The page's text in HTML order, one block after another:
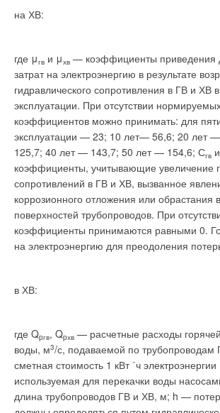
на ХВ:
где μгв и μхв — коэффициенты приведения
затрат на электроэнергию в результате
гидравлического сопротивления в ГВ и ХВ
эксплуатации. При отсутствии
коэффициентов можно принимать: для
эксплуатации — 23; 10 лет— 56,6; 20 лет
125,7; 40 лет — 143,7; 50 лет — 154,6; Сгв
коэффициенты, учитывающие увеличение
сопротивлений в ГВ и ХВ, вызванное
коррозионного отложения или обрастания
поверхностей трубопроводов. При
коэффициенты принимаются равными 0.
на электроэнергию для преодоления
в ХВ:
где Qpгв, Qpхв — расчетные расходы
воды, м3/с, подаваемой по
сметная стоимость 1 кВт ˙ч
используемая для перекачки воды
длина трубопроводов ГВ и ХВ, м; h —